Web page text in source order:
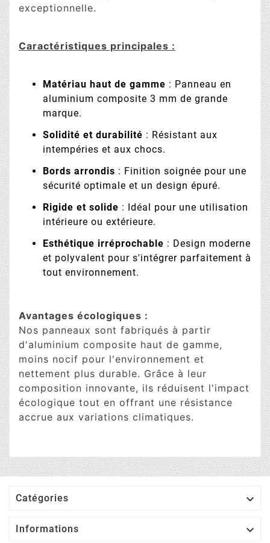
exceptionnelle.
Caractéristiques principales :
Matériau haut de gamme : Panneau en
aluminium composite 3 mm de grande
marque.
Solidité et durabilité : Résistant aux
intempéries et aux chocs.
Bords arrondis : Finition soignée pour une
sécurité optimale et un design épuré.
Rigide et solide : Idéal pour une utilisation
intérieure ou extérieure.
Esthétique irréprochable : Design moderne
et polyvalent pour s'intégrer parfaitement à
tout environnement.
Avantages écologiques :
Nos panneaux sont fabriqués à partir
d'aluminium composite haut de gamme,
moins nocif pour l'environnement et
nettement plus durable. Grâce à leur
composition innovante, ils réduisent l'impact
écologique tout en offrant une résistance
accrue aux variations climatiques.
Catégories 
Informations 